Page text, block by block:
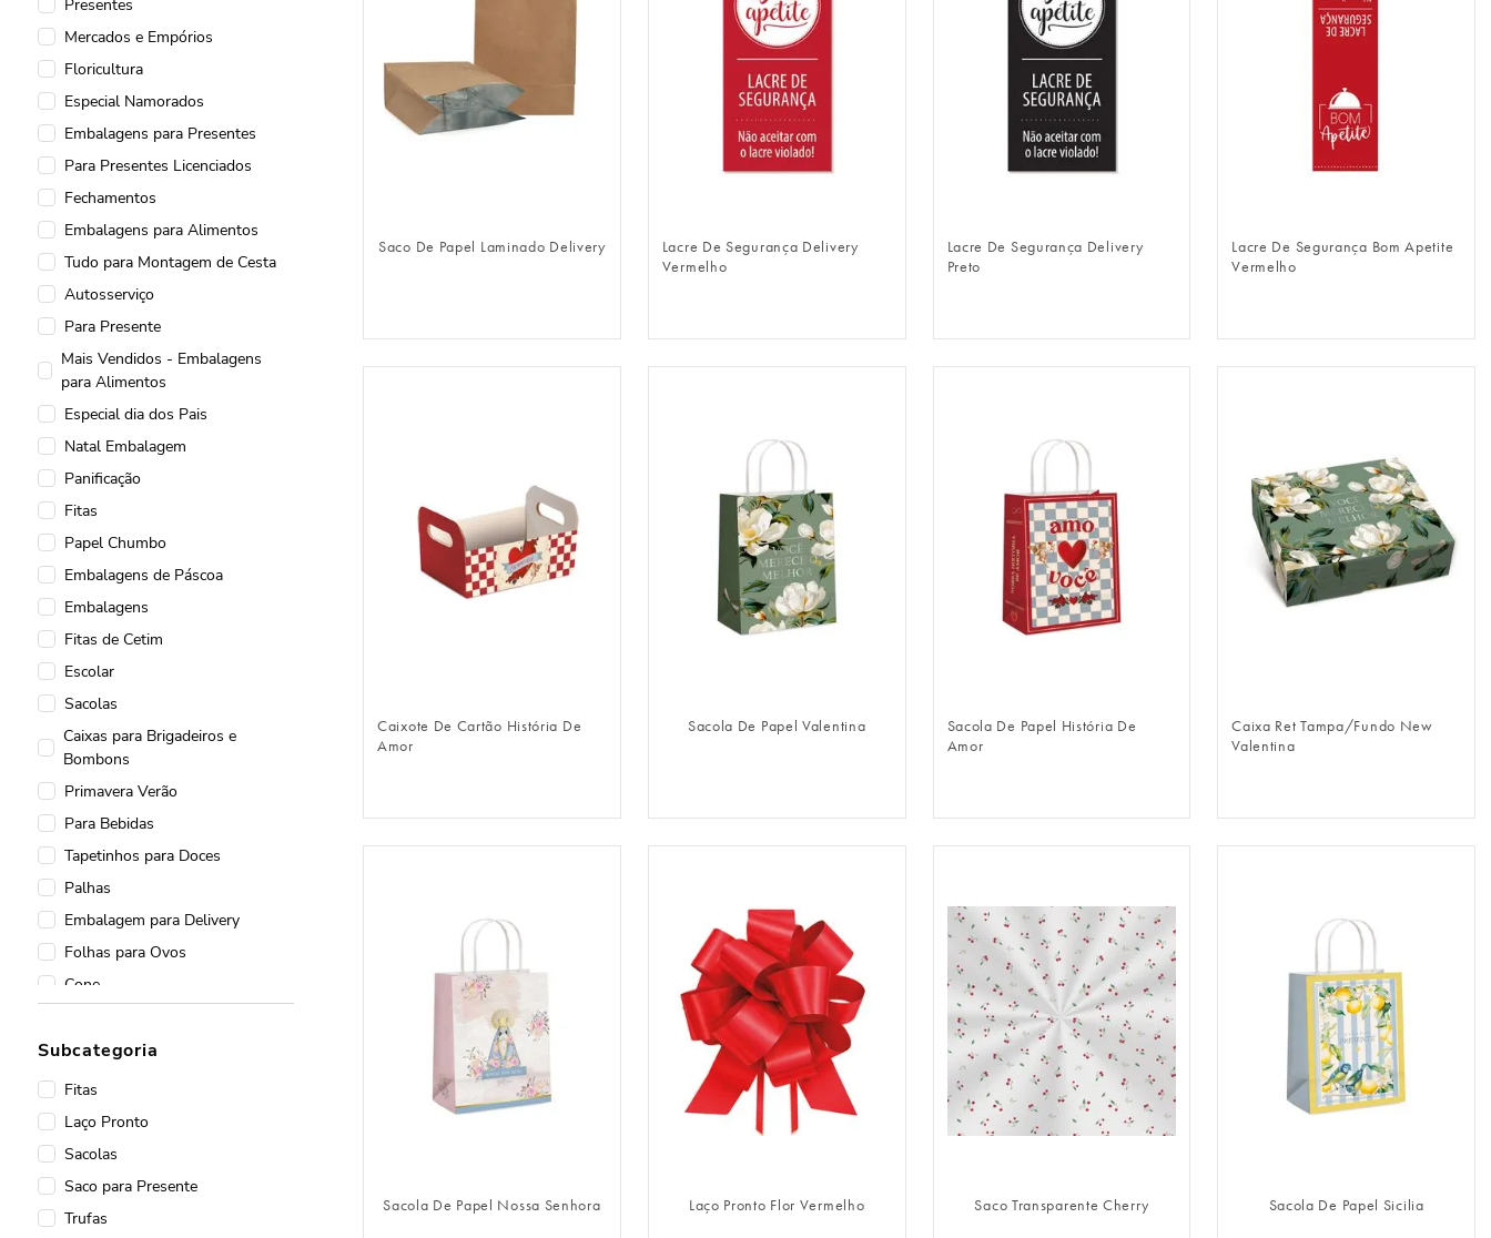
Presentes
Mercados e Empórios
Floricultura
Especial Namorados
Embalagens para Presentes
Para Presentes Licenciados
Fechamentos
Embalagens para Alimentos
Tudo para Montagem de Cesta
Autosserviço
Para Presente
Mais Vendidos - Embalagens
para Alimentos
Especial dia dos Pais
Natal Embalagem
Panificação
Fitas
Papel Chumbo
Embalagens de Páscoa
Embalagens
Fitas de Cetim
Escolar
Sacolas
Caixas para Brigadeiros e
Bombons
Primavera Verão
Para Bebidas
Tapetinhos para Doces
Palhas
Embalagem para Delivery
Folhas para Ovos
Cone
Embalagens de Natal
Lembrancinhas
Adereços para Balões
Poli Transparente
Mais Vendidos - Embalagens
para Presentes
Subcategoria
Fitas
Laço Pronto
Sacolas
Saco para Presente
Trufas
Saco De Papel Laminado Delivery
Lacre De Segurança Delivery
Vermelho
Lacre De Segurança Delivery
Preto
Lacre De Segurança Bom Apetite
Vermelho
Caixote De Cartão História De
Amor
Sacola De Papel Valentina
Sacola De Papel História De
Amor
Caixa Ret Tampa/Fundo New
Valentina
Sacola De Papel Nossa Senhora Laço Pronto Flor Vermelho Saco Transparente Cherry Sacola De Papel Sicilia